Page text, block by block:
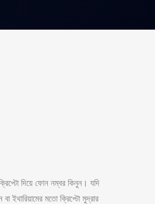
দিয়ে ফোন নম্বর কিনুন। যদি
ইথারিয়ামের মতো ক্রিপ্টো মুদ্রার